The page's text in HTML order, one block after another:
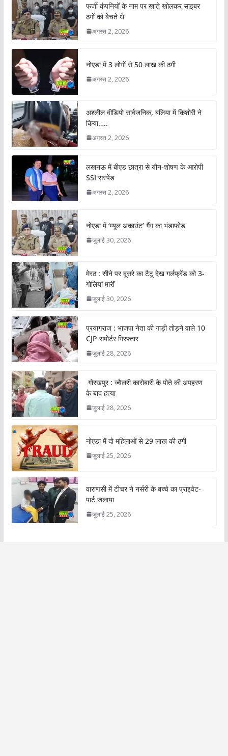
फर्जी कंपनियों के नाम पर खाते खोलकर साइबर
ठगों को बेचते थे
अगस्त 2, 2026
नोएडा में 3 लोगों से 50 लाख की ठगी
अगस्त 2, 2026
अश्लील वीडियो सार्वजनिक, बलिया में किशोरी ने
किया…..
अगस्त 2, 2026
लखनऊ में बीएड छात्रा से यौन-शोषण के आरोपी
SSI सस्पेंड
अगस्त 2, 2026
नोएडा में ‘म्यूल अकाउंट’ गैंग का भंडाफोड़
जुलाई 30, 2026
मेरठ : सीने पर दूसरे का टैटू देख गर्लफ्रेंड को 3-
गोलियां मारीं
जुलाई 30, 2026
प्रयागराज : भाजपा नेता की गाड़ी तोड़ने वाले 10
CJP सपोर्टर गिरफ्तार
जुलाई 28, 2026
गोरखपुर : ज्वैलरी कारोबारी के पोते की अपहरण
के बाद हत्या
जुलाई 28, 2026
नोएडा में दो महिलाओं से 29 लाख की ठगी
जुलाई 25, 2026
वाराणसी में टीचर ने नर्सरी के बच्चे का प्राइवेट-
पार्ट जलाया
जुलाई 25, 2026